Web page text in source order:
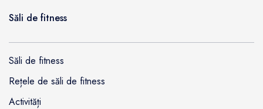
Săli de fitness
Săli de fitness
Rețele de săli de fitness
Activități